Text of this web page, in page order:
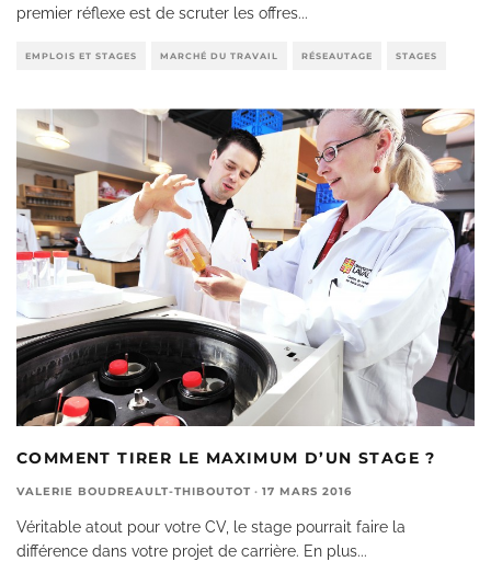
premier réflexe est de scruter les offres...
EMPLOIS ET STAGES MARCHÉ DU TRAVAIL RÉSEAUTAGE STAGES
COMMENT TIRER LE MAXIMUM D’UN STAGE ?
VALERIE BOUDREAULT-THIBOUTOT · 17 MARS 2016
Véritable atout pour votre CV, le stage pourrait faire la
différence dans votre projet de carrière. En plus...